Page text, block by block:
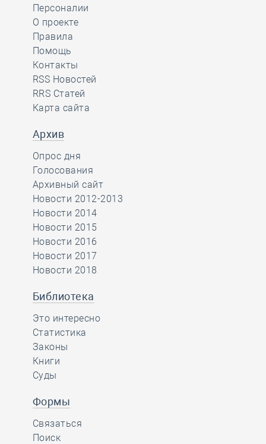
Персоналии
О проекте
Правила
Помощь
Контакты
RSS Новостей
RRS Статей
Карта сайта
Архив
Опрос дня
Голосования
Архивный сайт
Новости 2012-2013
Новости 2014
Новости 2015
Новости 2016
Новости 2017
Новости 2018
Библиотека
Это интересно
Статистика
Законы
Книги
Суды
Формы
Связаться
Поиск